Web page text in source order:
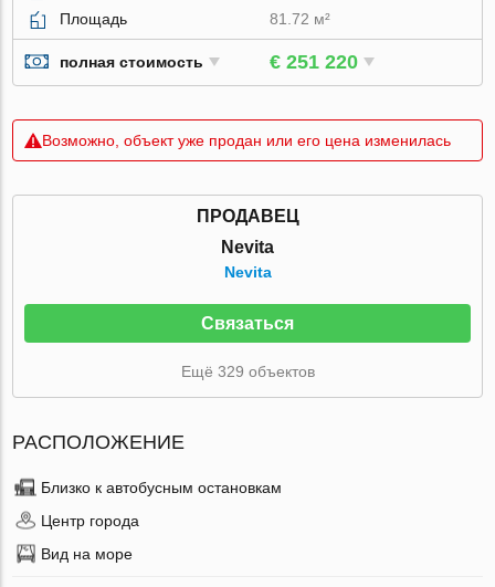
Площадь
81.72 м²
полная стоимость € 251 220
Возможно, объект уже продан или его цена изменилась
ПРОДАВЕЦ
Nevita
Nevita
Связаться
Ещё 329 объектов
РАСПОЛОЖЕНИЕ
Близко к автобусным остановкам
Центр города
Вид на море